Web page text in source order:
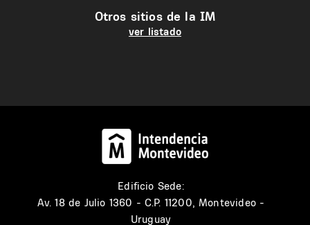
Otros sitios de la IM
ver listado
Edificio Sede:
Av. 18 de Julio 1360 - C.P. 11200, Montevideo -
Uruguay